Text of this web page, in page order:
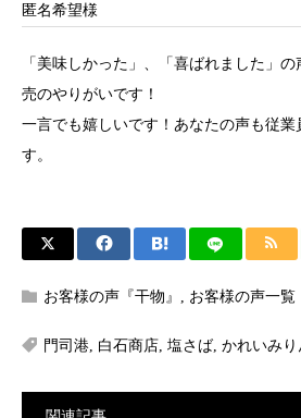
匿名希望様
「美味しかった」、「喜ばれました」
売のやりがいです！
一言でも嬉しいです！あなたの声も従業
す。
お客様の声『干物』 お客様の声一覧
門司港 白石商店 塩さば, かれいみり